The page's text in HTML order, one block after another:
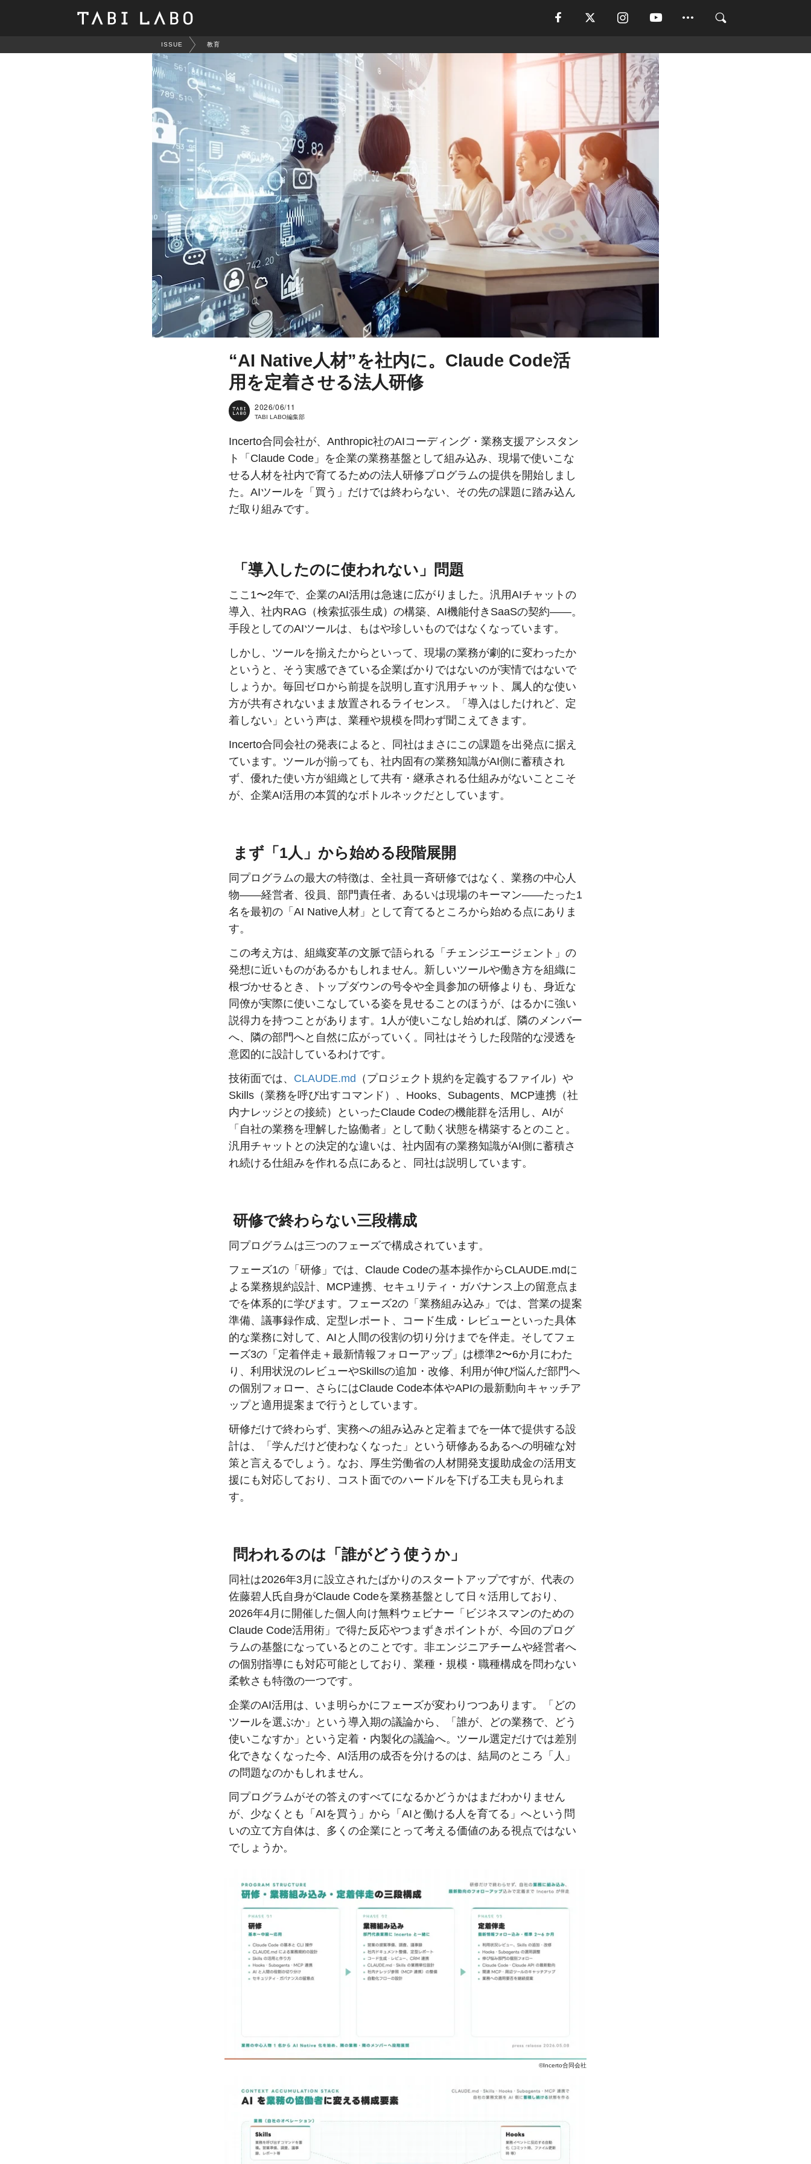
ISSUE 教育
“AI Native人材”を社内に。Claude Code活
用を定着させる法人研修
2026/06/11
TABI LABO編集部
Incerto合同会社が、Anthropic社のAIコーディング・業務支援アシスタン
ト「Claude Code」を企業の業務基盤として組み込み、現場で使いこな
せる人材を社内で育てるための法人研修プログラムの提供を開始しまし
た。AIツールを「買う」だけでは終わらない、その先の課題に踏み込ん
だ取り組みです。
「導入したのに使われない」問題
ここ1〜2年で、企業のAI活用は急速に広がりました。汎用AIチャットの
導入、社内RAG（検索拡張生成）の構築、AI機能付きSaaSの契約——。
手段としてのAIツールは、もはや珍しいものではなくなっています。
しかし、ツールを揃えたからといって、現場の業務が劇的に変わったか
というと、そう実感できている企業ばかりではないのが実情ではないで
しょうか。毎回ゼロから前提を説明し直す汎用チャット、属人的な使い
方が共有されないまま放置されるライセンス。「導入はしたけれど、定
着しない」という声は、業種や規模を問わず聞こえてきます。
Incerto合同会社の発表によると、同社はまさにこの課題を出発点に据え
ています。ツールが揃っても、社内固有の業務知識がAI側に蓄積され
ず、優れた使い方が組織として共有・継承される仕組みがないことこそ
が、企業AI活用の本質的なボトルネックだとしています。
まず「1人」から始める段階展開
同プログラムの最大の特徴は、全社員一斉研修ではなく、業務の中心人
物——経営者、役員、部門責任者、あるいは現場のキーマン——たった1
名を最初の「AI Native人材」として育てるところから始める点にありま
す。
この考え方は、組織変革の文脈で語られる「チェンジエージェント」の
発想に近いものがあるかもしれません。新しいツールや働き方を組織に
根づかせるとき、トップダウンの号令や全員参加の研修よりも、身近な
同僚が実際に使いこなしている姿を見せることのほうが、はるかに強い
説得力を持つことがあります。1人が使いこなし始めれば、隣のメンバー
へ、隣の部門へと自然に広がっていく。同社はそうした段階的な浸透を
意図的に設計しているわけです。
技術面では、 CLAUDE.md （プロジェクト規約を定義するファイル）や
Skills（業務を呼び出すコマンド）、Hooks、Subagents、MCP連携（社
内ナレッジとの接続）といったClaude Codeの機能群を活用し、AIが
「自社の業務を理解した協働者」として動く状態を構築するとのこと。
汎用チャットとの決定的な違いは、社内固有の業務知識がAI側に蓄積さ
れ続ける仕組みを作れる点にあると、同社は説明しています。
研修で終わらない三段構成
同プログラムは三つのフェーズで構成されています。
フェーズ1の「研修」では、Claude Codeの基本操作からCLAUDE.mdに
よる業務規約設計、MCP連携、セキュリティ・ガバナンス上の留意点ま
でを体系的に学びます。フェーズ2の「業務組み込み」では、営業の提案
準備、議事録作成、定型レポート、コード生成・レビューといった具体
的な業務に対して、AIと人間の役割の切り分けまでを伴走。そしてフェ
ーズ3の「定着伴走＋最新情報フォローアップ」は標準2〜6か月にわた
り、利用状況のレビューやSkillsの追加・改修、利用が伸び悩んだ部門へ
の個別フォロー、さらにはClaude Code本体やAPIの最新動向キャッチア
ップと適用提案まで行うとしています。
研修だけで終わらず、実務への組み込みと定着までを一体で提供する設
計は、「学んだけど使わなくなった」という研修あるあるへの明確な対
策と言えるでしょう。なお、厚生労働省の人材開発支援助成金の活用支
援にも対応しており、コスト面でのハードルを下げる工夫も見られま
す。
問われるのは「誰がどう使うか」
同社は2026年3月に設立されたばかりのスタートアップですが、代表の
佐藤碧人氏自身がClaude Codeを業務基盤として日々活用しており、
2026年4月に開催した個人向け無料ウェビナー「ビジネスマンのための
Claude Code活用術」で得た反応やつまずきポイントが、今回のプログ
ラムの基盤になっているとのことです。非エンジニアチームや経営者へ
の個別指導にも対応可能としており、業種・規模・職種構成を問わない
柔軟さも特徴の一つです。
企業のAI活用は、いま明らかにフェーズが変わりつつあります。「どの
ツールを選ぶか」という導入期の議論から、「誰が、どの業務で、どう
使いこなすか」という定着・内製化の議論へ。ツール選定だけでは差別
化できなくなった今、AI活用の成否を分けるのは、結局のところ「人」
の問題なのかもしれません。
同プログラムがその答えのすべてになるかどうかはまだわかりません
が、少なくとも「AIを買う」から「AIと働ける人を育てる」へという問
いの立て方自体は、多くの企業にとって考える価値のある視点ではない
でしょうか。
©Incerto合同会社